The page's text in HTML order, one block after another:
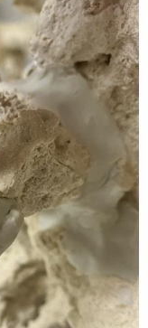
始踏入這個海水世界
的歷程
公分背濾缸
維護上較為不方便